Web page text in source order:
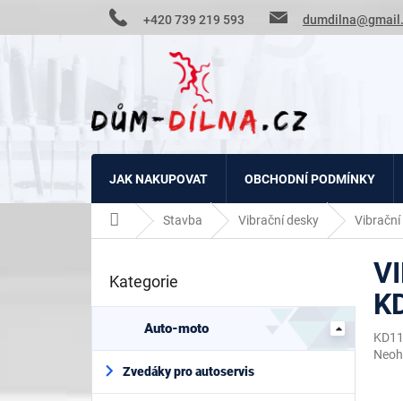
+420 739 219 593
JAK NAKUPOVAT OBCHODNÍ PODMÍNKY
Domů Stavba Vibrační desky Vibrační
t
a
Přeskočit
Kategorie
Auto-moto
Zvedáky pro autoservis